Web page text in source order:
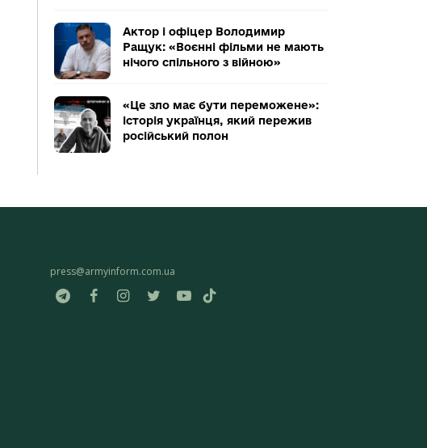
Актор і офіцер Володимир
Ращук: «Воєнні фільми не мають
нічого спільного з війною»
«Це зло має бути переможене»:
історія українця, який пережив
російський полон
press@armyinform.com.ua